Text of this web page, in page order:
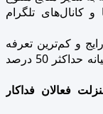
و کانال‌های تلگرام
و کم‌ترین تعرفه
بازار فراهم است و سقف افزایش تعرفه سالیانه حداکثر 50 درصد
فعالان فداکار